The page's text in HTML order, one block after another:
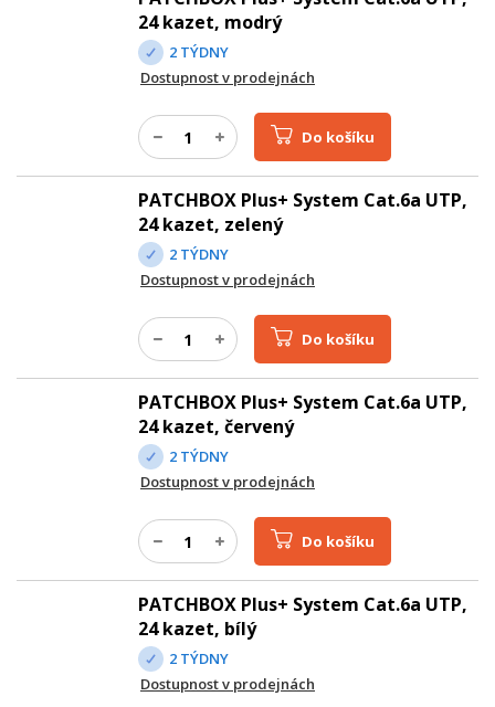
24 kazet, modrý
2 TÝDNY
Dostupnost v prodejnách
Do košíku
PATCHBOX Plus+ System Cat.6a UTP,
24 kazet, zelený
2 TÝDNY
Dostupnost v prodejnách
Do košíku
PATCHBOX Plus+ System Cat.6a UTP,
24 kazet, červený
2 TÝDNY
Dostupnost v prodejnách
Do košíku
PATCHBOX Plus+ System Cat.6a UTP,
24 kazet, bílý
2 TÝDNY
Dostupnost v prodejnách